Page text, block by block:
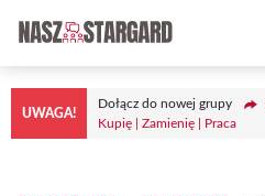
treści
UWAGA!
Dołącz do nowej grupy
Kupię | Zamienię | Praca